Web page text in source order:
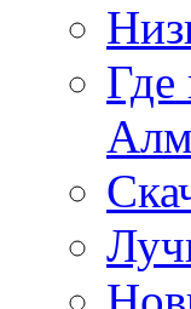
Где